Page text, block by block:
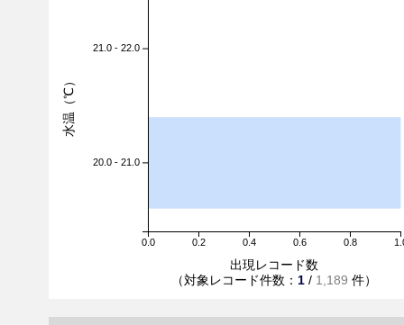
0.0 0.2 0.4 0.6 0.8
21.0 - 22.0
20.0 - 21.0
出現レコード数
（対象レコード件数： 1 / 1,189 件）
水温（℃）